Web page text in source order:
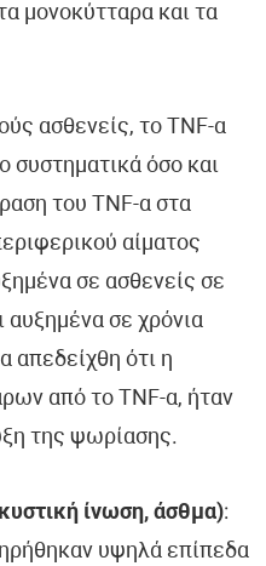
μονοκύτταρα και τα
ασθενείς, το TNF-α
συστηματικά όσο και
του TNF-α στα
αίματος
σε ασθενείς σε
σε χρόνια
απεδείχθη ότι η
από το TNF-α, ήταν
της ψωρίασης.
ίνωση, άσθμα):
υψηλά επίπεδα